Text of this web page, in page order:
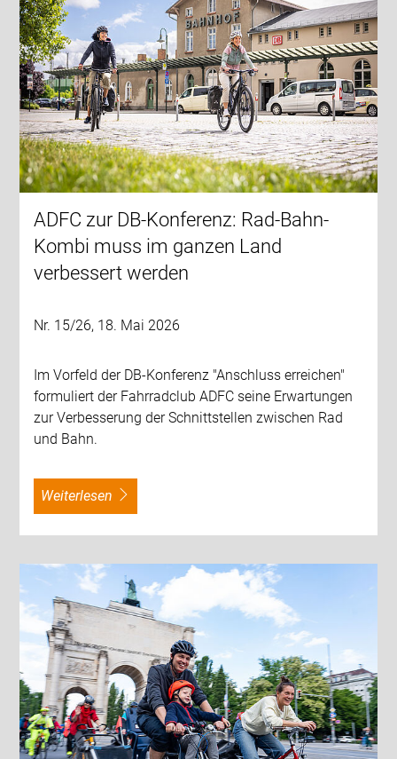
ADFC zur DB-Konferenz: Rad-Bahn-
Kombi muss im ganzen Land
verbessert werden
Nr. 15/26, 18. Mai 2026
Im Vorfeld der DB-Konferenz "Anschluss erreichen"
formuliert der Fahrradclub ADFC seine Erwartungen
zur Verbesserung der Schnittstellen zwischen Rad
und Bahn.
weiterlesen